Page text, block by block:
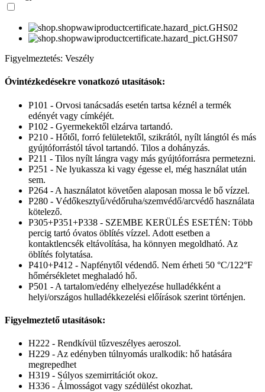
Figyelmeztetés: Veszély
Óvintézkedésekre vonatkozó utasítások:
P101 - Orvosi tanácsadás esetén tartsa kéznél a termék
edényét vagy címkéjét.
P102 - Gyermekektől elzárva tartandó.
P210 - Hőtől, forró felületektől, szikrától, nyílt lángtól és más
gyújtóforrástól távol tartandó. Tilos a dohányzás.
P211 - Tilos nyílt lángra vagy más gyújtóforrásra permetezni.
P251 - Ne lyukassza ki vagy égesse el, még használat után
sem.
P264 - A használatot követően alaposan mossa le bő vízzel.
P280 - Védőkesztyű/védőruha/szemvédő/arcvédő használata
kötelező.
P305+P351+P338 - SZEMBE KERÜLÉS ESETÉN: Több
percig tartó óvatos öblítés vízzel. Adott esetben a
kontaktlencsék eltávolítása, ha könnyen megoldható. Az
öblítés folytatása.
P410+P412 - Napfénytől védendő. Nem érheti 50 °C/122°F
hőmérsékletet meghaladó hő.
P501 - A tartalom/edény elhelyezése hulladékként a
helyi/országos hulladékkezelési előírások szerint történjen.
Figyelmeztető utasítások:
H222 - Rendkívül tűzveszélyes aeroszol.
H229 - Az edényben túlnyomás uralkodik: hő hatására
megrepedhet
H319 - Súlyos szemirritációt okoz.
H336 - Álmosságot vagy szédülést okozhat.